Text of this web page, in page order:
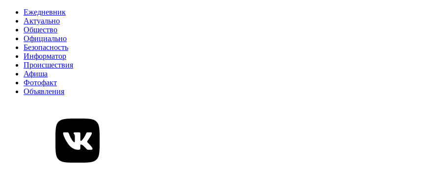
Ежедневник
Актуально
Общество
Официально
Безопасность
Информатор
Происшествия
Афиша
Фотофакт
Объявления